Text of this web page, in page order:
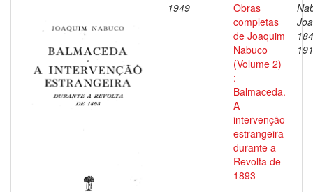
1949
Obras
completas
de Joaquim
Nabuco
(Volume 2)
:
Balmaceda.
A
intervenção
estrangeira
durante a
Revolta de
1893